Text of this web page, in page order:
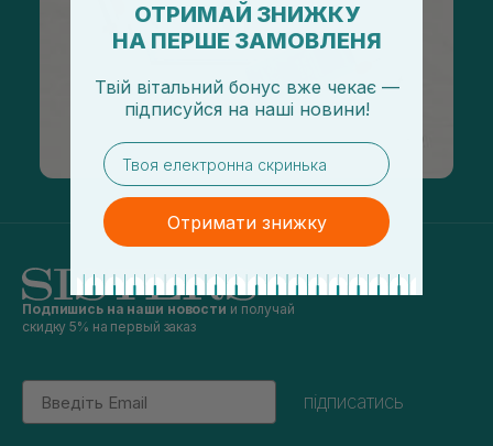
Подпишись на наши новости и получай
скидку 5% на первый заказ
Email
підписатись
ОТРИМАЙ ЗНИЖКУ
НА ПЕРШЕ ЗАМОВЛЕНЯ
Твій вітальний бонус вже чекає —
підписуйся на наші новини!
email
Отримати знижку